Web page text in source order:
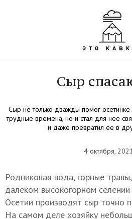
Сыр
Сыр не только дважды помог
трудные времена, но и стал для нее
и даже превратил ее в
4 октября,
Родниковая вода, горные
далеком высокогорном
Осетии производят сыр точно
На самом деле хозяйку